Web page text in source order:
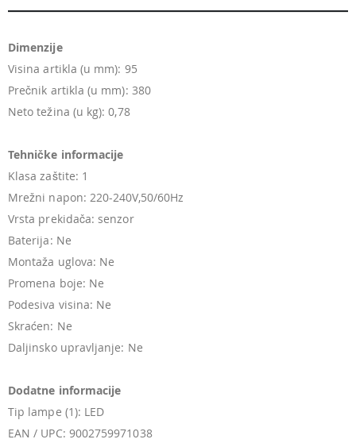
Dimenzije
Visina artikla (u mm): 95
Prečnik artikla (u mm): 380
Neto težina (u kg): 0,78
Tehničke informacije
Klasa zaštite: 1
Mrežni napon: 220-240V,50/60Hz
Vrsta prekidača: senzor
Baterija: Ne
Montaža uglova: Ne
Promena boje: Ne
Podesiva visina: Ne
Skraćen: Ne
Daljinsko upravljanje: Ne
Dodatne informacije
Tip lampe (1): LED
EAN / UPC: 9002759971038